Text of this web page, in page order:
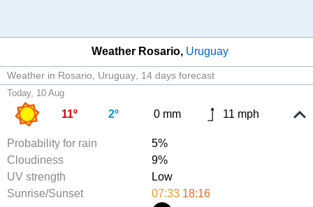
Weather Rosario Uruguay
Weather in Rosario, Uruguay 14 days forecast
Today, 10 Aug
11º 2º 0 mm 11 mph
Probability for rain
5%
Cloudiness
9%
UV strength
Low
Sunrise/Sunset
07:33 18:16